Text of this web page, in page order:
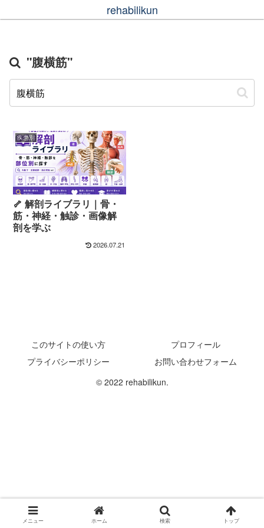
rehabilikun
"腹横筋"
疾患別
🦴 解剖ライブラリ｜骨・
筋・神経・触診・画像解
剖を学ぶ
2026.07.21
このサイトの使い方
プロフィール
プライバシーポリシー
お問い合わせフォーム
© 2022 rehabilikun.
メニュー ホーム 検索 トップ